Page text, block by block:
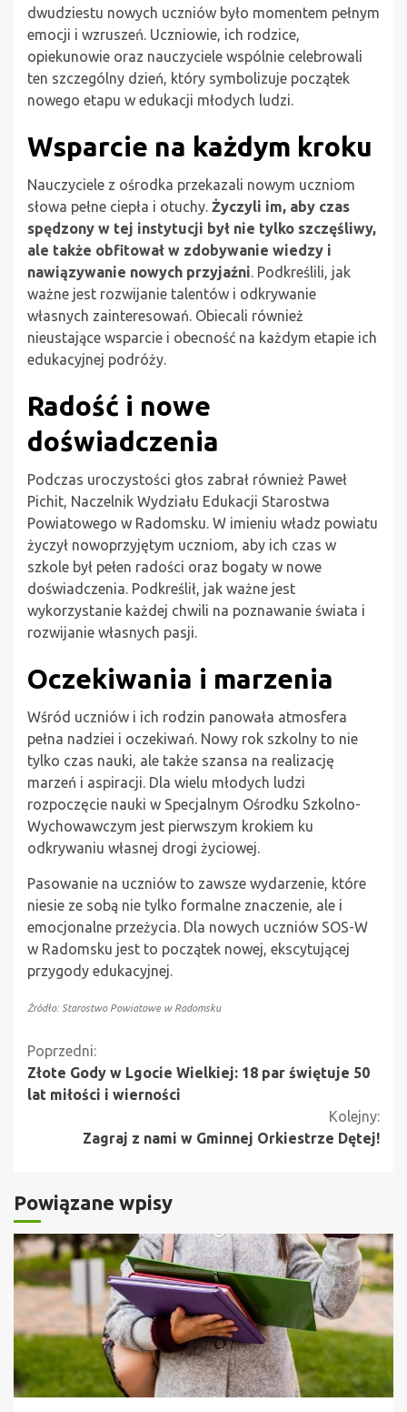
dwudziestu nowych uczniów było momentem pełnym
emocji i wzruszeń. Uczniowie, ich rodzice,
opiekunowie oraz nauczyciele wspólnie celebrowali
ten szczególny dzień, który symbolizuje początek
nowego etapu w edukacji młodych ludzi.
Wsparcie na każdym kroku
Nauczyciele z ośrodka przekazali nowym uczniom
słowa pełne ciepła i otuchy. Życzyli im, aby czas
spędzony w tej instytucji był nie tylko szczęśliwy,
ale także obfitował w zdobywanie wiedzy i
nawiązywanie nowych przyjaźni. Podkreślili, jak
ważne jest rozwijanie talentów i odkrywanie
własnych zainteresowań. Obiecali również
nieustające wsparcie i obecność na każdym etapie ich
edukacyjnej podróży.
Radość i nowe
doświadczenia
Podczas uroczystości głos zabrał również Paweł
Pichit, Naczelnik Wydziału Edukacji Starostwa
Powiatowego w Radomsku. W imieniu władz powiatu
życzył nowoprzyjętym uczniom, aby ich czas w
szkole był pełen radości oraz bogaty w nowe
doświadczenia. Podkreślił, jak ważne jest
wykorzystanie każdej chwili na poznawanie świata i
rozwijanie własnych pasji.
Oczekiwania i marzenia
Wśród uczniów i ich rodzin panowała atmosfera
pełna nadziei i oczekiwań. Nowy rok szkolny to nie
tylko czas nauki, ale także szansa na realizację
marzeń i aspiracji. Dla wielu młodych ludzi
rozpoczęcie nauki w Specjalnym Ośrodku Szkolno-
Wychowawczym jest pierwszym krokiem ku
odkrywaniu własnej drogi życiowej.
Pasowanie na uczniów to zawsze wydarzenie, które
niesie ze sobą nie tylko formalne znaczenie, ale i
emocjonalne przeżycia. Dla nowych uczniów SOS-W
w Radomsku jest to początek nowej, ekscytującej
przygody edukacyjnej.
Źródło: Starostwo Powiatowe w Radomsku
Kontynuuj
czytanie
Poprzedni:
Złote Gody w Lgocie Wielkiej: 18 par świętuje 50
lat miłości i wierności
Kolejny:
Zagraj z nami w Gminnej Orkiestrze Dętej!
Powiązane wpisy